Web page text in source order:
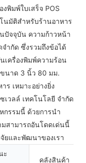
พิมพ์ใบเสร็จ POS
นมัติสำหรับร้านอาหาร
ปัจจุบัน ความก้าวหน้า
ำกัด ซึ่งรวมถึงข้อได้
ครื่องพิมพ์ความร้อน
ขนาด 3 นิ้ว 80 มม.
ร เหมาะอย่างยิ่ง
เวลล์ เทคโนโลยี จำกัด
กรรมนี้ ด้วยการนำ
สามารถอันโดดเด่นนี้
ยและพัฒนาของเรา
ะ
คลังสินค้า